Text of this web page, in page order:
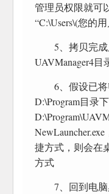
管理员权限就可
“C:\Users\(您的
5、拷贝完
UAVManager4目
6、假设已
D:\Program目录
捷方式，则会在
方式
7、回到电